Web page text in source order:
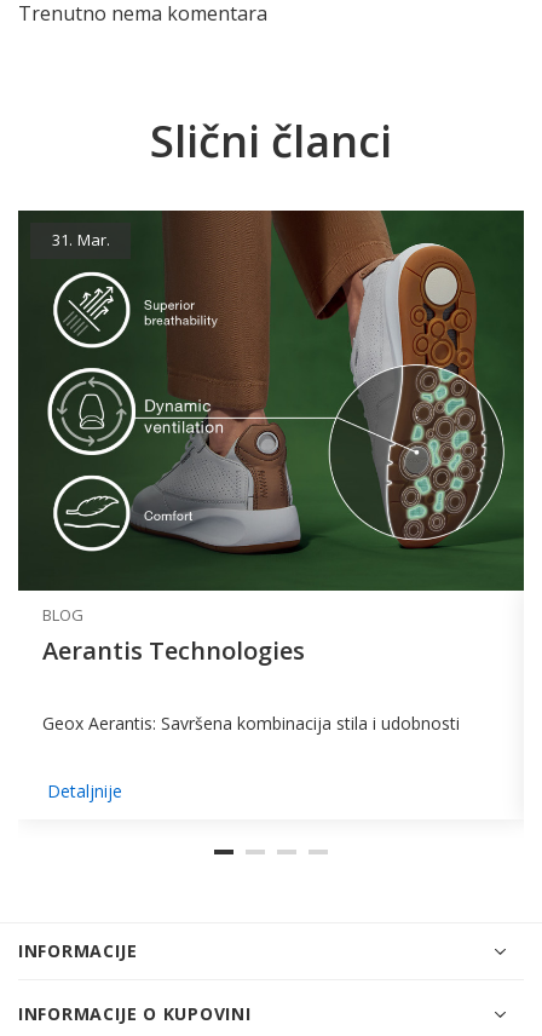
Trenutno nema komentara
Slični članci
31. Mar.
BLOG
Aerantis Technologies
Geox Aerantis: Savršena kombinacija stila i udobnosti
Detaljnije
INFORMACIJE
INFORMACIJE O KUPOVINI